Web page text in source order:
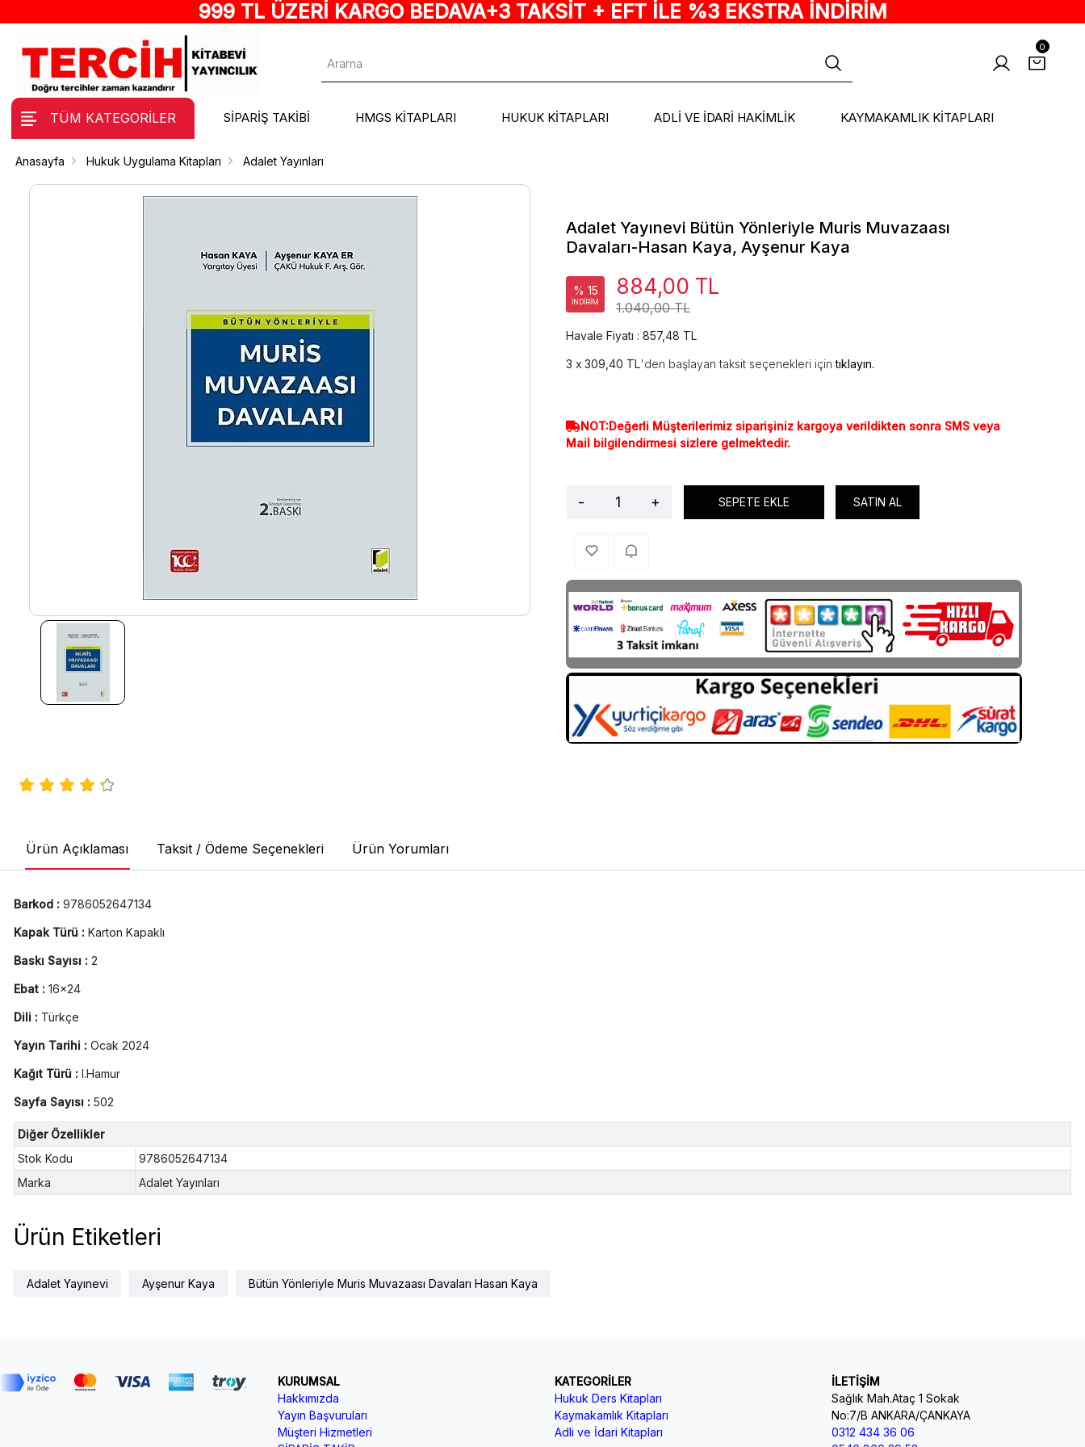
999 TL ÜZERİ KARGO BEDAVA+3 TAKSİT + EFT İLE %3 EKSTRA İNDİRİM
0
TÜM KATEGORİLER SİPARİŞ TAKİBİ HMGS KİTAPLARI HUKUK KİTAPLARI ADLİ VE İDARİ HAKİMLİK KAYMAKAMLIK KİTAPLARI
Anasayfa Hukuk Uygulama Kitapları Adalet Yayınları
Adalet Yayınevi Bütün Yönleriyle Muris Muvazaası
Davaları-Hasan Kaya, Ayşenur Kaya
% 15
İNDİRİM 1.040,00 TL
884,00 TL
Havale Fiyatı : 857,48 TL
309,40 TL'den başlayan taksit seçenekleri içintıklayın.
NOT:Değerli Müşterilerimiz siparişiniz kargoya verildikten sonra SMS veya
Mail bilgilendirmesi sizlere gelmektedir.
- + SEPETE EKLE SATIN AL
Ürün Açıklaması Taksit / Ödeme Seçenekleri Ürün Yorumları
Barkod : 9786052647134
Kapak Türü : Karton Kapaklı
Baskı Sayısı : 2
Ebat : 16x24
Dili : Türkçe
Yayın Tarihi : Ocak 2024
Kağıt Türü : I.Hamur
Sayfa Sayısı : 502
Diğer Özellikler
Stok Kodu
9786052647134
Marka
Adalet Yayınları
Ürün Etiketleri
Adalet Yayınevi Ayşenur Kaya Bütün Yönleriyle Muris Muvazaası Davaları Hasan Kaya
KURUMSAL
Hakkımızda
Yayın Başvuruları
Müşteri Hizmetleri
KATEGORİLER
Hukuk Ders Kitapları
Kaymakamlık Kitapları
Adli ve İdari Kitapları
İLETİŞİM
Sağlık Mah.Ataç 1 Sokak
No:7/B ANKARA/ÇANKAYA
0312 434 36 06